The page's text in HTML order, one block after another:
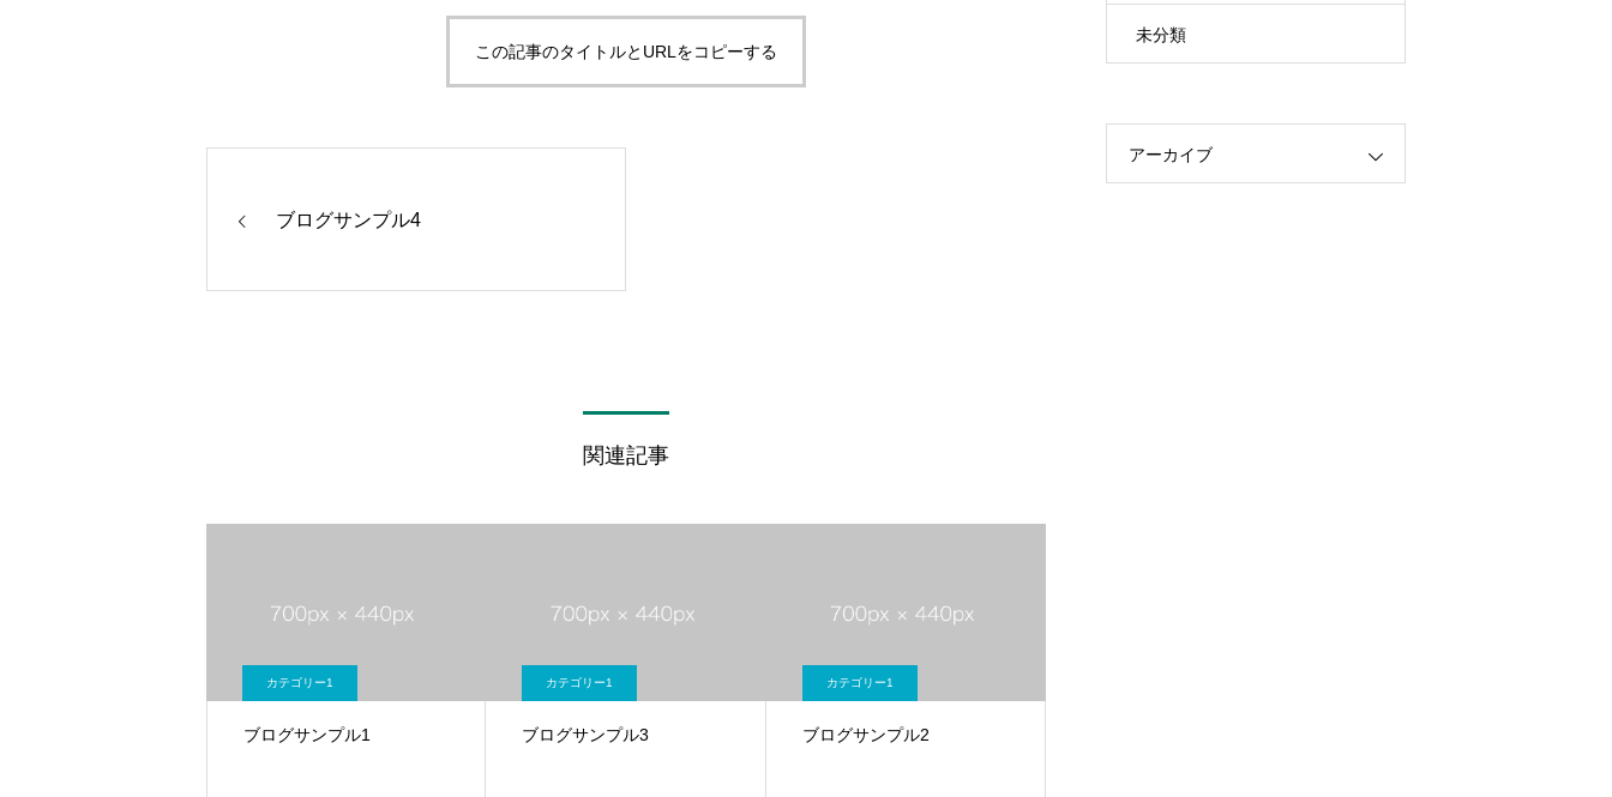
この記事のタイトルとURLをコピーする
ブログサンプル4
関連記事
カテゴリー1
ブログサンプル1
カテゴリー1
ブログサンプル3
カテゴリー1
ブログサンプル2
未分類
アーカイブ